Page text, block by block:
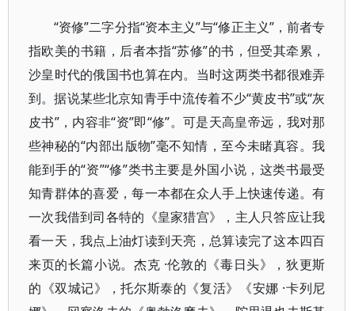
“资修”二字分指“资本主义”与“修正主义”，前者专
指欧美的书籍，后者本指“苏修”的书，但受其牵累，
沙皇时代的俄国书也算在内。当时这两类书都很难弄
到。据说某些北京知青手中流传着不少“黄皮书”或“灰
皮书”，内容非“资”即“修”。可是天高皇帝远，我对那
些神秘的“内部出版物”毫不知情，至今未睹真容。我
能到手的“资”“修”类书主要是外国小说，这类书最受
知青群体的喜爱，每一本都在众人手上快速传递。有
一次我借到司各特的《皇家猎宫》，主人只答应让我
看一天，我点上油灯读到天亮，总算读完了这本四百
来页的长篇小说。杰克 ·伦敦的《毒日头》，狄更斯
的《双城记》，托尔斯泰的《复活》《安娜 ·卡列尼